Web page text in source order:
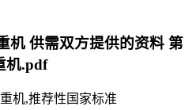
机 供需双方提供的资料 第
机.pdf